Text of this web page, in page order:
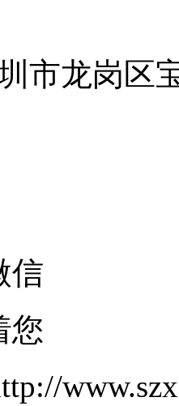
龙岗区
信
您